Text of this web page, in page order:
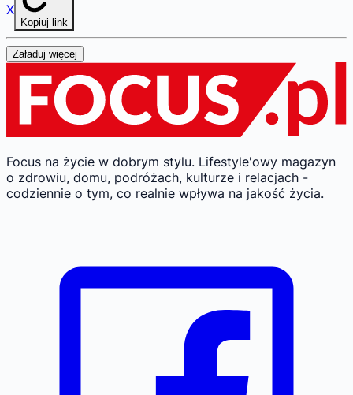
X
Kopiuj link
Załaduj więcej
Focus na życie w dobrym stylu. Lifestyle'owy magazyn
o zdrowiu, domu, podróżach, kulturze i relacjach -
codziennie o tym, co realnie wpływa na jakość życia.